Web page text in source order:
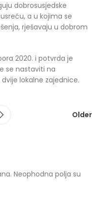
dobrosusjedske
a u kojima se
rješavaju u dobrom
2020. i potvrda je
se nastaviti na
lokalne zajednice.
Older
Neophodna polja su